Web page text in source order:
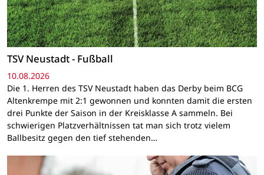
TSV Neustadt - Fußball
10.08.2026
Die 1. Herren des TSV Neustadt haben das Derby beim BCG
Altenkrempe mit 2:1 gewonnen und konnten damit die ersten
drei Punkte der Saison in der Kreisklasse A sammeln. Bei
schwierigen Platzverhältnissen tat man sich trotz vielem
Ballbesitz gegen den tief stehenden…